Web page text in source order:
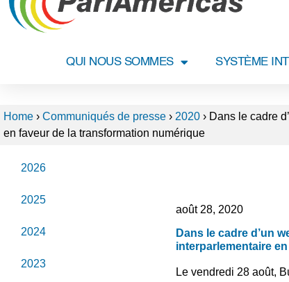
QUI NOUS SOMMES SYSTÈME
Home › Communiqués de presse › 2020 › Dans le cadre
en faveur de la transformation numérique
2026
2025
2024
2023
août 28, 2020
Dans le cadre d’un
interparlementaire
Le vendredi 28 août,